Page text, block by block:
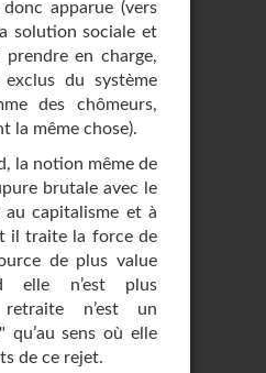
apparue (vers
solution sociale et
en charge,
exclus du système
des chômeurs,
la même chose).
la notion même de
brutale avec le
capitalisme et à
il traite la force de
de plus value
elle n’est plus
n’est un
qu’au sens où elle
de ce rejet.